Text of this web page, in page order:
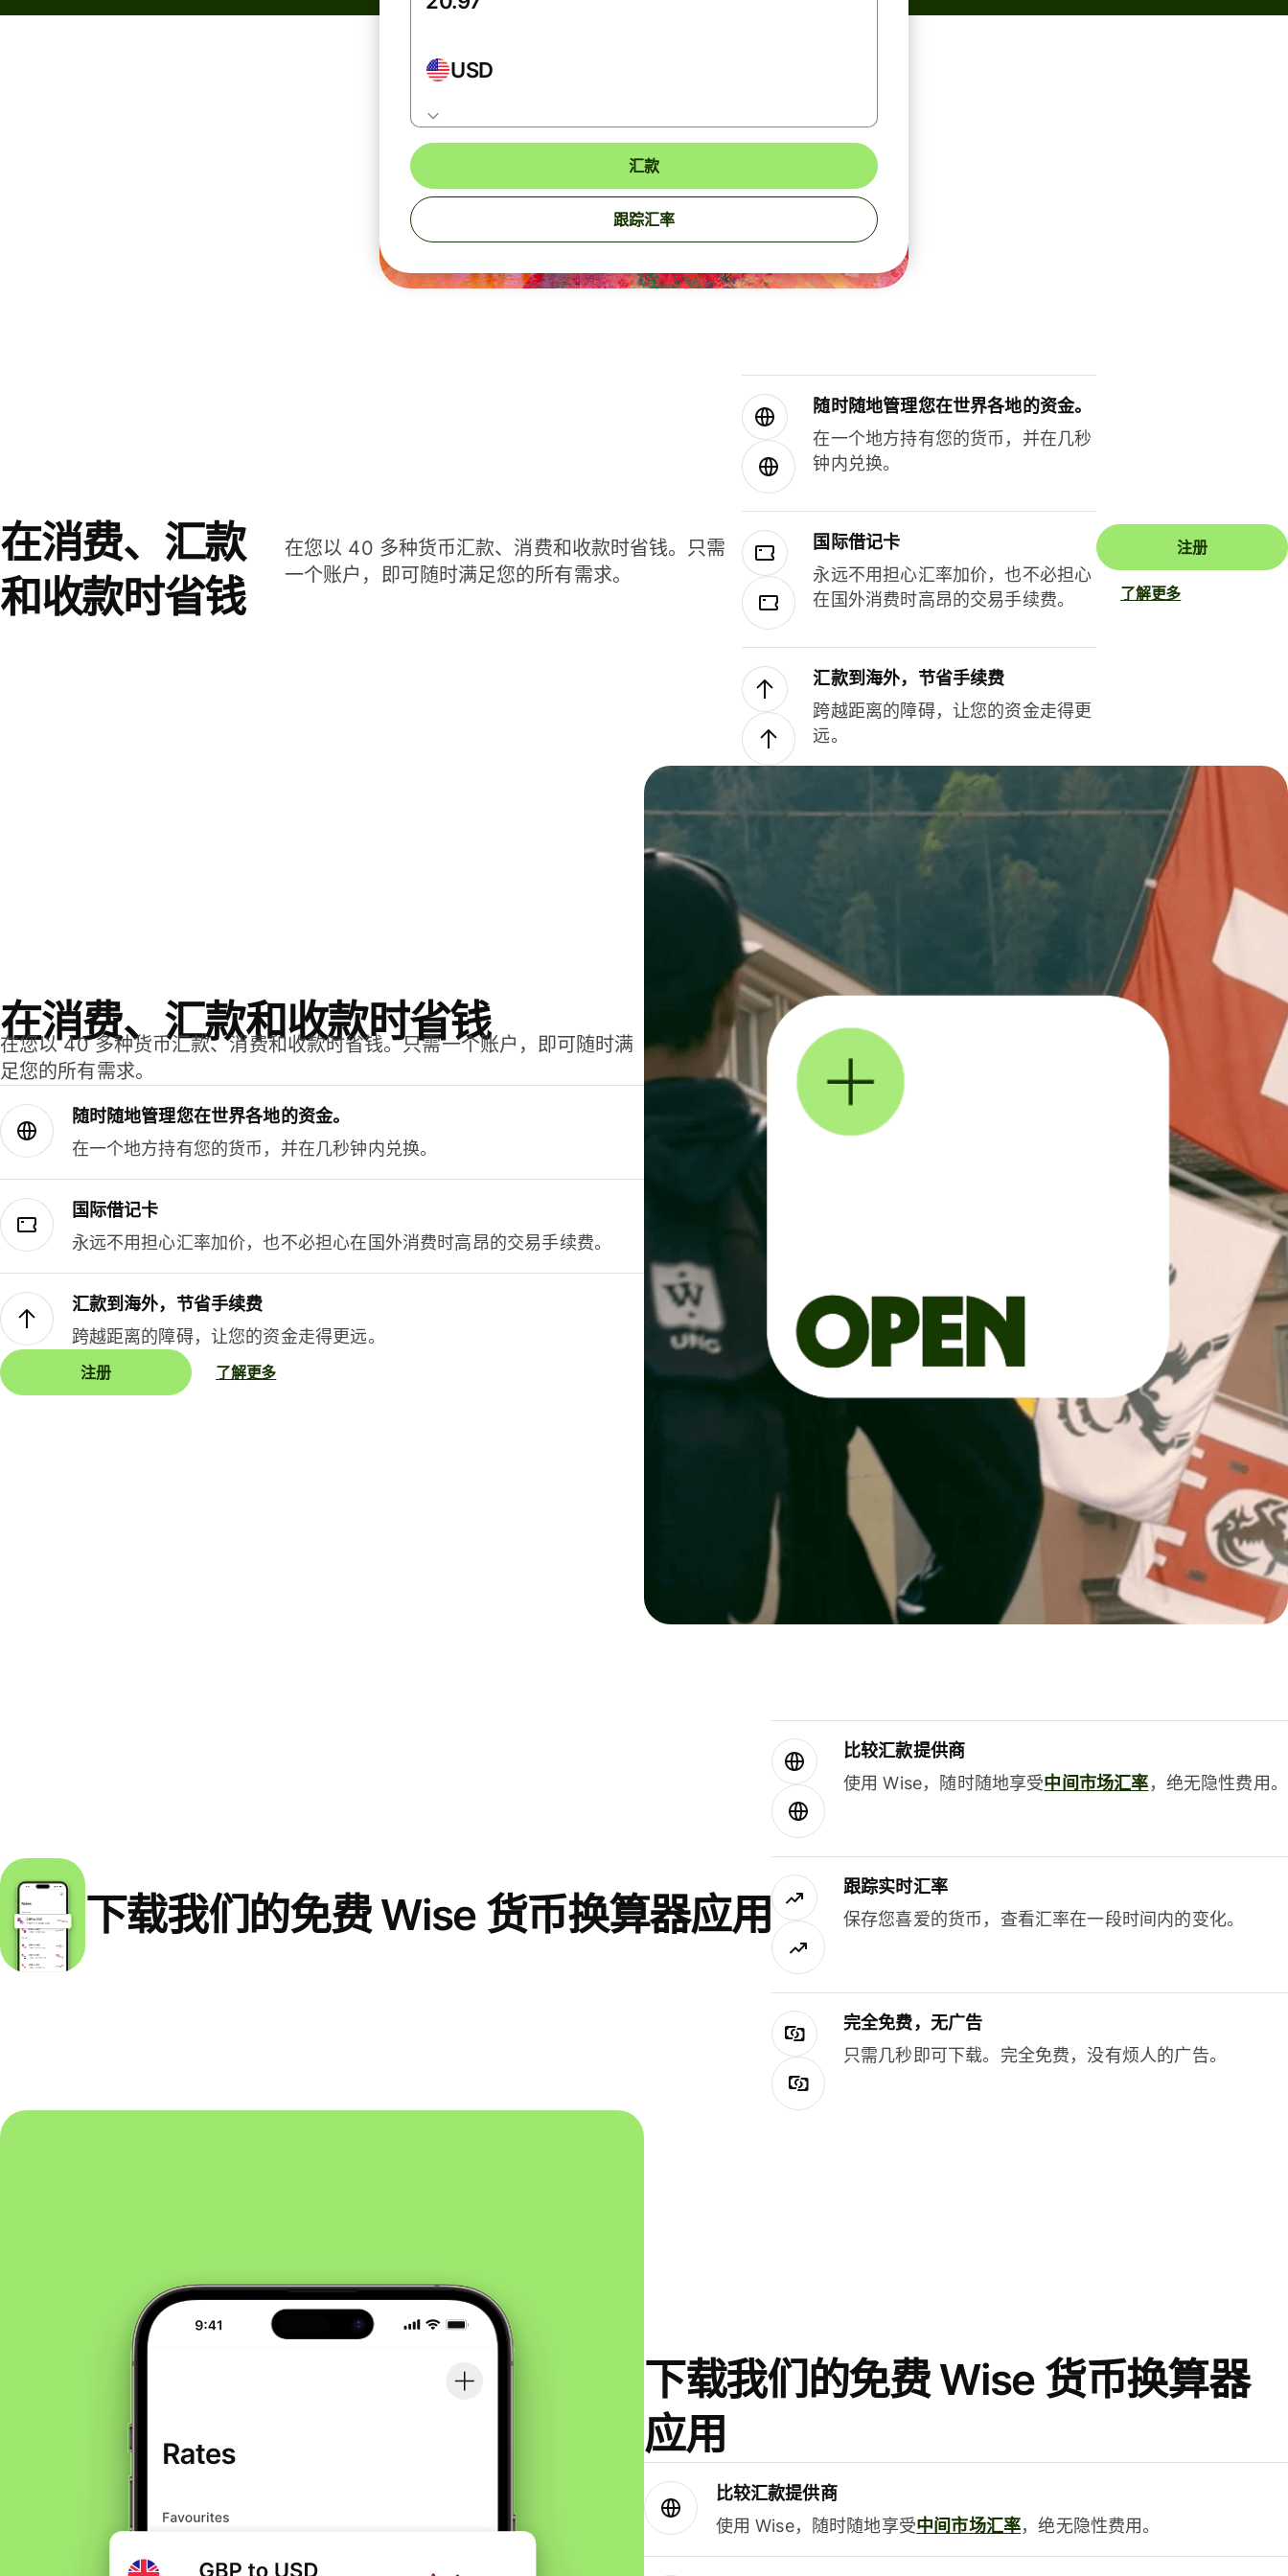
USD
汇款
跟踪汇率
在消费、汇款
和收款时省钱
在您以 40 多种货币汇款、消费和收款时省钱。只需
一个账户，即可随时满足您的所有需求。
随时随地管理您在世界各地的资金。
在一个地方持有您的货币，并在几秒
钟内兑换。
国际借记卡
永远不用担心汇率加价，也不必担心
在国外消费时高昂的交易手续费。
汇款到海外，节省手续费
跨越距离的障碍，让您的资金走得更
远。
注册
了解更多
在消费、汇款和收款时省钱
在您以 40 多种货币汇款、消费和收款时省钱。只需一个账户，即可随时满
足您的所有需求。
随时随地管理您在世界各地的资金。
在一个地方持有您的货币，并在几秒钟内兑换。
国际借记卡
永远不用担心汇率加价，也不必担心在国外消费时高昂的交易手续费。
汇款到海外，节省手续费
跨越距离的障碍，让您的资金走得更远。
注册 了解更多
下载我们的免费 Wise 货币换算器应用
比较汇款提供商
使用 Wise，随时随地享受中间市场汇率，绝无隐性费用。
跟踪实时汇率
保存您喜爱的货币，查看汇率在一段时间内的变化。
完全免费，无广告
只需几秒即可下载。完全免费，没有烦人的广告。
下载我们的免费 Wise 货币换算器
应用
比较汇款提供商
使用 Wise，随时随地享受中间市场汇率，绝无隐性费用。